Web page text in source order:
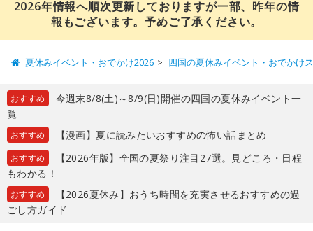
2026年情報へ順次更新しておりますが一部、昨年の情
報もございます。予めご了承ください。
夏休みイベント・おでかけ2026 四国の夏休みイベント・おでかけ
おすすめ
今週末8/8(土)～8/9(日)開催の四国の夏休みイベント一
覧
おすすめ 【漫画】夏に読みたいおすすめの怖い話まとめ
おすすめ
【2026年版】全国の夏祭り注目27選。見どころ・日程
もわかる！
おすすめ
【2026夏休み】おうち時間を充実させるおすすめの過
ごし方ガイド